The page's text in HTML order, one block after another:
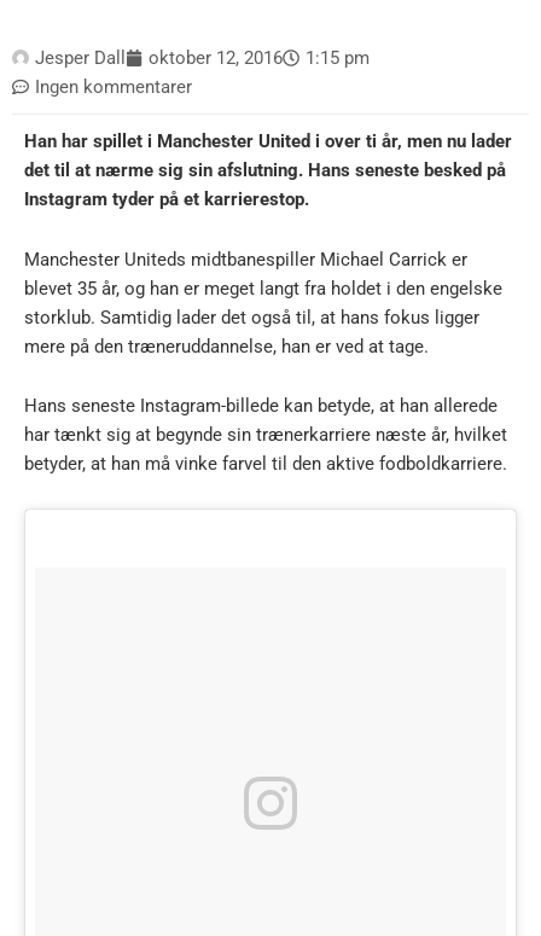
Jesper Dall oktober 12, 2016
1:15 pm
Ingen kommentarer
Han har spillet i Manchester United i over ti år, men nu lader
det til at nærme sig sin afslutning. Hans seneste besked på
Instagram tyder på et karrierestop.
Manchester Uniteds midtbanespiller Michael Carrick er
blevet 35 år, og han er meget langt fra holdet i den engelske
storklub. Samtidig lader det også til, at hans fokus ligger
mere på den træneruddannelse, han er ved at tage.
Hans seneste Instagram-billede kan betyde, at han allerede
har tænkt sig at begynde sin trænerkarriere næste år, hvilket
betyder, at han må vinke farvel til den aktive fodboldkarriere.